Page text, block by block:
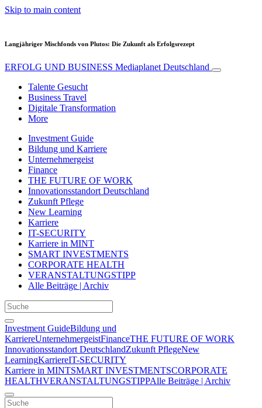
Skip to main content
Langjähriger Mischfonds von Plutos: Die Zukunft als Erfolgsrezept
ERFOLG UND BUSINESS Mediaplanet Deutschland
Talente Gesucht
Business Travel
Digitale Transformation
More
Investment Guide
Bildung und Karriere
Unternehmergeist
Finance
THE FUTURE OF WORK
Innovationsstandort Deutschland
Zukunft Pflege
New Learning
Karriere
IT-SECURITY
Karriere in MINT
SMART INVESTMENTS
CORPORATE HEALTH
VERANSTALTUNGSTIPP
Alle Beiträge | Archiv
Investment GuideBildung und
KarriereUnternehmergeistFinanceTHE FUTURE OF WORK
Innovationsstandort DeutschlandZukunft PflegeNew
LearningKarriereIT-SECURITY
Karriere in MINTSMART INVESTMENTSCORPORATE
HEALTHVERANSTALTUNGSTIPPAlle Beiträge | Archiv